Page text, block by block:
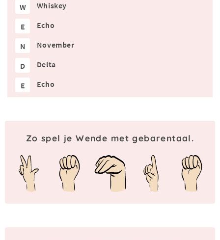
W Whiskey
E Echo
N November
D Delta
E Echo
Zo spel je Wende met gebarentaal.